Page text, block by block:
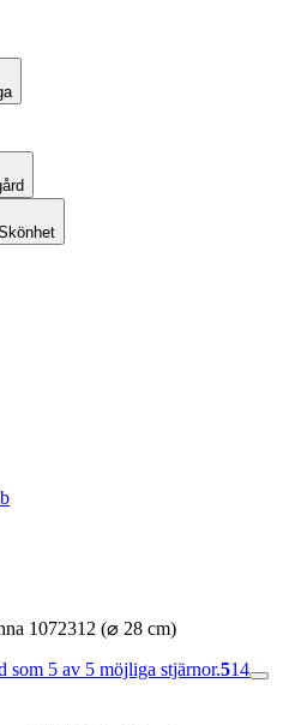
1072312 (⌀ 28 cm)
som 5 av 5 möjliga stjärnor.514